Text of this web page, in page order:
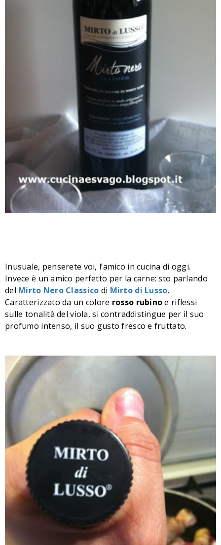
Inusuale, penserete voi, l’amico in cucina di oggi.
Invece è un amico perfetto per la carne: sto parlando
del Mirto Nero Classico di Mirto di Lusso.
Caratterizzato da un colore rosso rubinoe riflessi
sulle tonalità del viola, si contraddistingue per il suo
profumo intenso, il suo gusto fresco e fruttato.